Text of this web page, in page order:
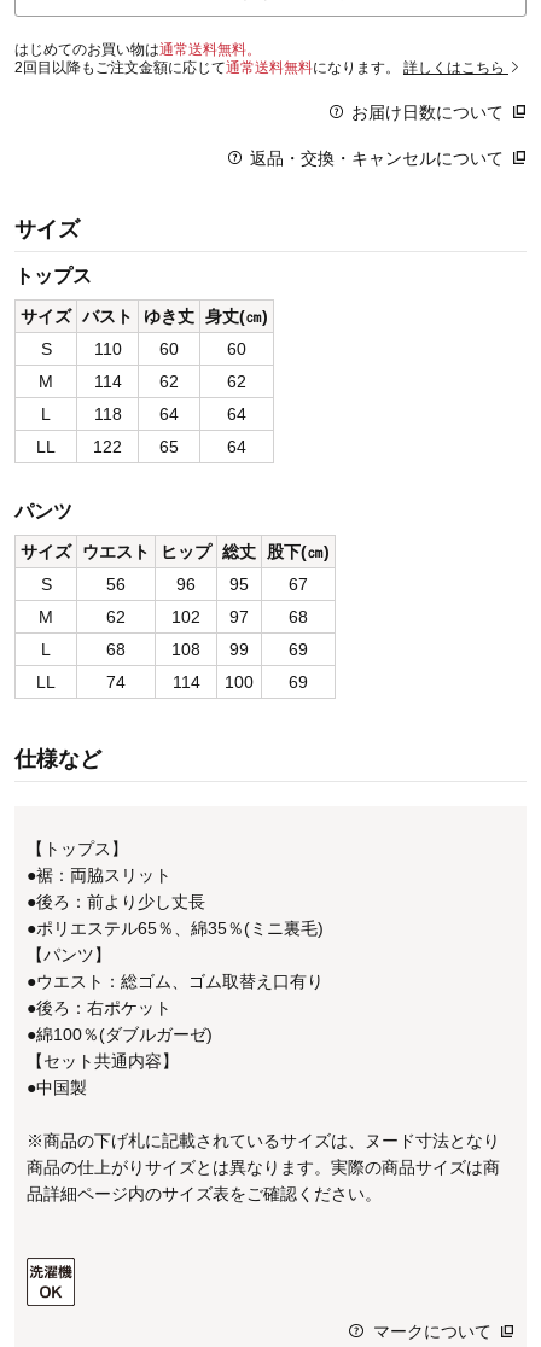
はじめてのお買い物は通常送料無料。
2回目以降もご注文金額に応じて通常送料無料になります。 詳しくはこちら
お届け日数について
返品・交換・キャンセルについて
サイズ
トップス
サイズ バスト ゆき丈 身丈(㎝)
S
110 60
60
M
114 62
62
L
118 64
64
LL
122 65 64
パンツ
サイズ ウエスト ヒップ 総丈
股下(㎝)
S
56 96 95
67
M
62 102 97
68
L
68 108 99
69
LL
74 114 100 69
仕様など
【トップス】
●裾：両脇スリット
●後ろ：前より少し丈長
●ポリエステル65％、綿35％(ミニ裏毛)
【パンツ】
●ウエスト：総ゴム、ゴム取替え口有り
●後ろ：右ポケット
●綿100％(ダブルガーゼ)
【セット共通内容】
●中国製
※商品の下げ札に記載されているサイズは、ヌード寸法となり
商品の仕上がりサイズとは異なります。実際の商品サイズは商
品詳細ページ内のサイズ表をご確認ください。
マークについて